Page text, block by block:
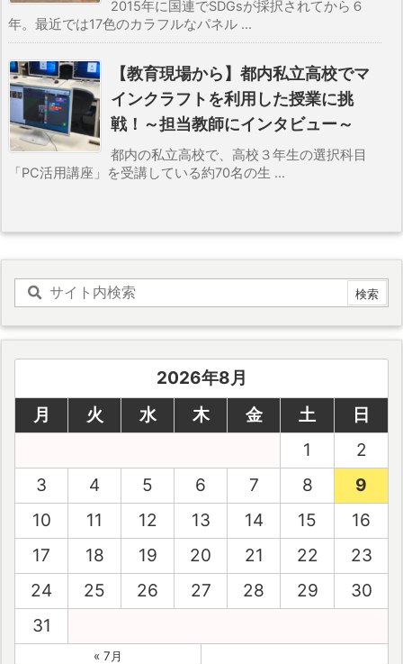
2015年に国連でSDGsが採択されてから６
年。最近では17色のカラフルなパネル ...
【教育現場から】都内私立高校でマ
インクラフトを利用した授業に挑
戦！～担当教師にインタビュー～
都内の私立高校で、高校３年生の選択科目
「PC活用講座」を受講している約70名の生 ...
2026年8月
月
火 水 木 金 土
日
1
2
3
4 5 6 7 8
9
10
11 12 13 14 15
16
17
18 19 20 21 22
23
24
25 26 27 28 29
30
31
« 7月